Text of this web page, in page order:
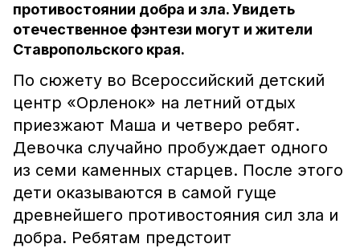
противостоянии добра и зла. Увидеть
отечественное фэнтези могут и жители
Ставропольского края.
По сюжету во Всероссийский детский
центр «Орленок» на летний отдых
приезжают Маша и четверо ребят.
Девочка случайно пробуждает одного
из семи каменных старцев. После этого
дети оказываются в самой гуще
древнейшего противостояния сил зла и
добра. Ребятам предстоит